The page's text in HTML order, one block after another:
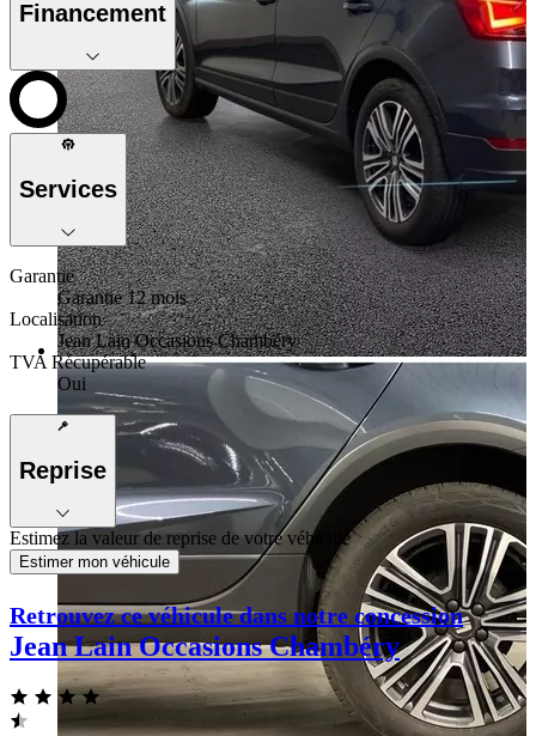
Financement
Services
Garantie
Garantie 12 mois
Localisation
Jean Lain Occasions Chambéry
TVA Récupérable
Oui
Reprise
Estimez la valeur de reprise de votre véhicule
Estimer mon véhicule
Retrouvez ce véhicule dans notre concession
Jean Lain Occasions Chambéry